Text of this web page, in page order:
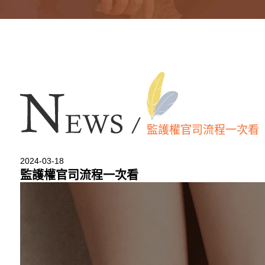
監護權官司流程一次看
2024-03-18
監護權官司流程一次看